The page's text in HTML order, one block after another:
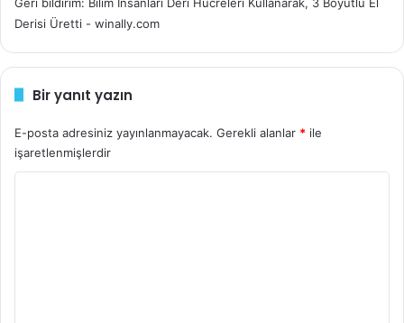
Derisi Üretti - winally.com
Bir yanıt yazın
E-posta adresiniz yayınlanmayacak. Gerekli alanlar * ile
işaretlenmişlerdir